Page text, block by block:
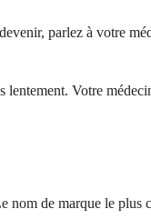
parlez à votre
Votre
nom de marque le plus